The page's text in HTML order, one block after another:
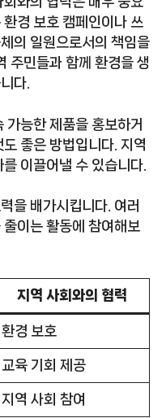
경 보호 캠페인이나 쓰
의 일원으로서의 책임을
주민들과 함께 환경을 생
다.
가능한 제품을 홍보하거
좋은 방법입니다. 지역
이끌어낼 수 있습니다.
을 배가시킵니다. 여러
이는 활동에 참여해보
지역 사회와의 협력
환경 보호
교육 기회 제공
지역 사회 참여